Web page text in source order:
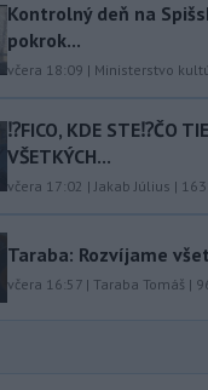
Kontrolný deň na
pokrok...
včera 18:09 | Ministerstvo
⁉️FICO, KDE STE⁉️ČO
VŠETKÝCH...
včera 17:02 |Jakab Július |
Taraba: Rozvíjame
včera 16:57 | Taraba Tomáš |